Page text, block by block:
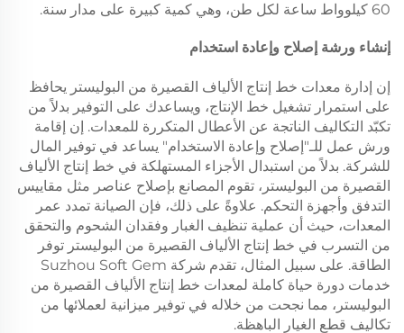
60 كيلوواط ساعة لكل طن، وهي كمية كبيرة على مدار سنة.
إنشاء ورشة إصلاح وإعادة استخدام
إن إدارة معدات خط إنتاج الألياف القصيرة من البوليستر يحافظ
على استمرار تشغيل خط الإنتاج، ويساعدك على التوفير بدلاً من
تكبّد التكاليف الناتجة عن الأعطال المتكررة للمعدات. إن إقامة
ورش عمل للـ"إصلاح وإعادة الاستخدام" يساعد في توفير المال
للشركة. بدلاً من استبدال الأجزاء المستهلكة في خط إنتاج الألياف
القصيرة من البوليستر، تقوم المصانع بإصلاح عناصر مثل مقاييس
التدفق وأجهزة التحكم. علاوةً على ذلك، فإن الصيانة تمدد عمر
المعدات، حيث أن عملية تنظيف الغبار وفقدان الشحوم والتحقق
من التسرب في خط إنتاج الألياف القصيرة من البوليستر توفر
الطاقة. على سبيل المثال، تقدم شركة Suzhou Soft Gem
خدمات دورة حياة كاملة لمعدات خط إنتاج الألياف القصيرة من
البوليستر، مما نجحت من خلاله في توفير ميزانية لعملائها من
تكاليف قطع الغيار الباهظة.